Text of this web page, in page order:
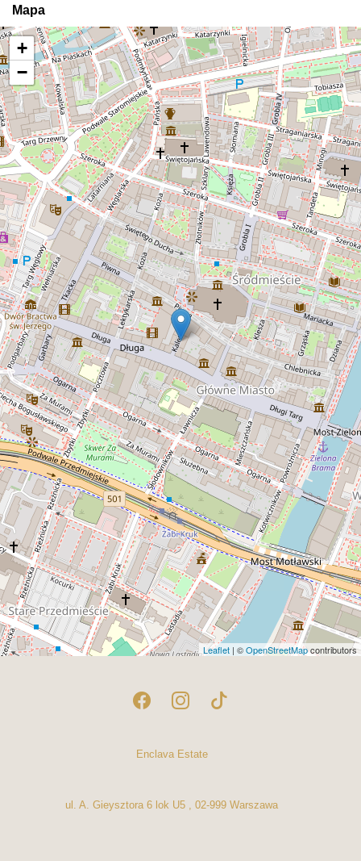
Mapa
+
−
Leaflet | ©OpenStreetMapcontributors
Enclava Estate
ul. A. Gieysztora 6 lok U5 , 02-999 Warszawa